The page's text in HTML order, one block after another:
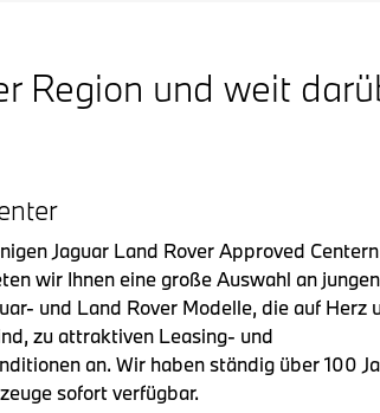
Region und weit
Jaguar Land Rover Approved
wir Ihnen eine große Auswahl an jungen
und Land Rover Modelle, die auf Herz
zu attraktiven Leasing- und
an. Wir haben ständig über 100
sofort verfügbar.